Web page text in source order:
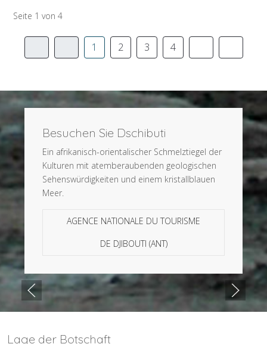
Seite 1 von 4
1 2 3 4
Besuchen Sie Dschibuti
Ein afrikanisch-orientalischer Schmelztiegel der
Kulturen mit atemberaubenden geologischen
Sehenswürdigkeiten und einem kristallblauen
Meer.
AGENCE NATIONALE DU TOURISME
DE DJIBOUTI (ANT)
Lage der Botschaft